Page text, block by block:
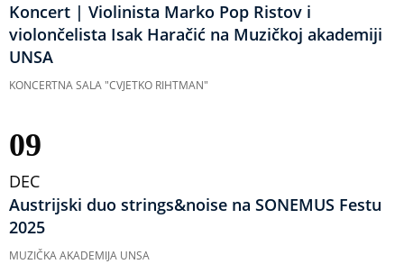
Koncert | Violinista Marko Pop Ristov i
violončelista Isak Haračić na Muzičkoj akademiji
UNSA
KONCERTNA SALA "CVJETKO RIHTMAN"
09
DEC
Austrijski duo strings&noise na SONEMUS Festu
2025
MUZIČKA AKADEMIJA UNSA